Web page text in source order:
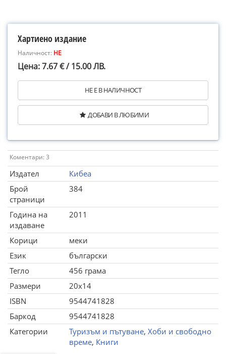
Хартиено издание
Наличност: НЕ
Цена: 7.67 € / 15.00 ЛВ.
НЕ Е В НАЛИЧНОСТ
ДОБАВИ В ЛЮБИМИ
Коментари: 3
Издател
Кибеа
Брой
страници
384
Година на
издаване
2011
Корици
меки
Език
български
Тегло
456 грама
Размери
20x14
ISBN
9544741828
Баркод
9544741828
Категории
Туризъм и пътуване, Хоби и свободно
време, Книги